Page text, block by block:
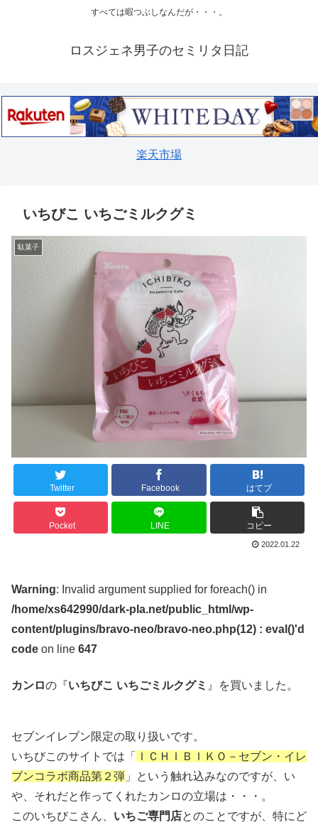
すべては暇つぶしなんだが・・・。
ロスジェネ男子のセミリタ日記
楽天市場
いちびこ いちごミルクグミ
駄菓子
Twitter Facebook はてブ
Pocket LINE コピー
2022.01.22
Warning: Invalid argument supplied for foreach() in
/home/xs642990/dark-pla.net/public_html/wp-
content/plugins/bravo-neo/bravo-neo.php(12) : eval()'d
code on line 647
カンロの『いちびこ いちごミルクグミ 』を買いました。
セブンイレブン限定の取り扱いです。
いちびこのサイトでは「
ＩＣＨＩＢＩＫＯ－セブン・イレ
ブンコラボ商品第２弾 」という触れ込みなのですが、い
や、それだと作ってくれたカンロの立場は・・・。
このいちびこさん、 いちご専門店とのことですが、特にど